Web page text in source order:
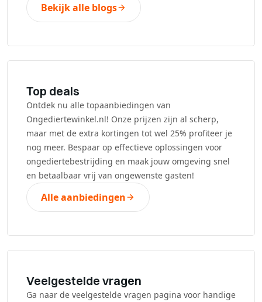
Bekijk alle blogs
Top deals
Ontdek nu alle topaanbiedingen van
Ongediertewinkel.nl! Onze prijzen zijn al scherp,
maar met de extra kortingen tot wel 25% profiteer je
nog meer. Bespaar op effectieve oplossingen voor
ongediertebestrijding en maak jouw omgeving snel
en betaalbaar vrij van ongewenste gasten!
Alle aanbiedingen
Veelgestelde vragen
Ga naar de veelgestelde vragen pagina voor handige